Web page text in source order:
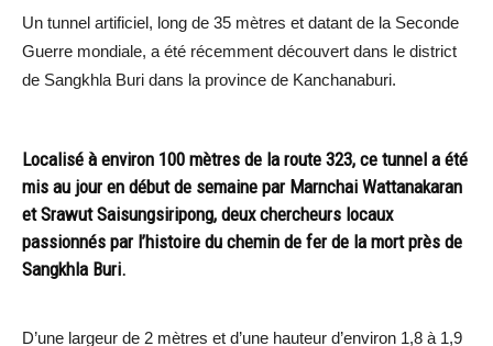
Un tunnel artificiel, long de 35 mètres et datant de la Seconde
Guerre mondiale, a été récemment découvert dans le district
de Sangkhla Buri dans la province de Kanchanaburi.
Localisé à environ 100 mètres de la route 323, ce tunnel a été
mis au jour en début de semaine par Marnchai Wattanakaran
et Srawut Saisungsiripong, deux chercheurs locaux
passionnés par l’histoire du chemin de fer de la mort près de
Sangkhla Buri.
D’une largeur de 2 mètres et d’une hauteur d’environ 1,8 à 1,9